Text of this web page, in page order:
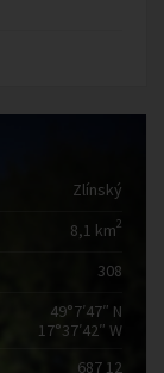
Zlínský
8,1 km2
308
49°7′47″ N
17°37′42″ W
687 12